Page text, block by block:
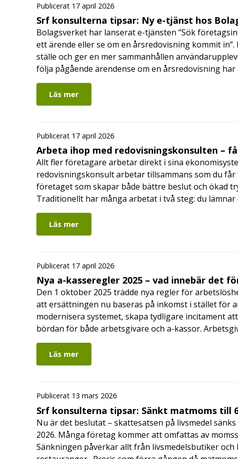
Publicerat 17 april 2026
Srf konsulterna tipsar: Ny e-tjänst hos
Bolagsverket har lanserat e-tjänsten ”Sök
ett ärende eller se om en årsredovisning kommit
ställe och ger en mer sammanhållen
följa pågående ärendense om en årsredovisning
Läs mer
Publicerat 17 april 2026
Arbeta ihop med redovisningskonsulten
Allt fler företagare arbetar direkt i sina
redovisningskonsult arbetar tillsammans som du
företaget som skapar både bättre beslut och ökad
Traditionellt har många arbetat i två steg: du
Läs mer
Publicerat 17 april 2026
Nya a-kasseregler 2025 – vad innebär det
Den 1 oktober 2025 trädde nya regler för
att ersättningen nu baseras på inkomst i stället för
modernisera systemet, skapa tydligare incitament
bördan för både arbetsgivare och a-kassor.
Läs mer
Publicerat 13 mars 2026
Srf konsulterna tipsar: Sänkt matmoms till
Nu är det beslutat – skattesatsen på livsmedel
2026. Många företag kommer att omfattas av
Sänkningen påverkar allt från livsmedelsbutiker